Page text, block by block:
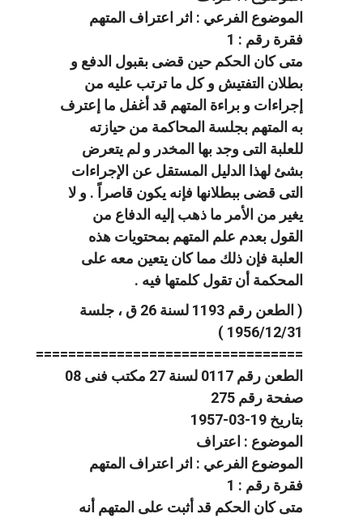
الموضوع الفرعي : اثر اعتراف المتهم
فقرة رقم : 1
متى كان الحكم حين قضى بقبول الدفع و
بطلان التفتيش و كل ما ترتب عليه من
إجراءات و براءة المتهم قد أغفل ما إعترف
به المتهم بجلسة المحاكمة من حيازته
للعلبة التى وجد بها المخدر و لم يتعرض
بشئ لهذا الدليل المستقل عن الإجراءات
التى قضى ببطلانها فإنه يكون قاصراً . و لا
يغير من الأمر ما ذهب إليه الدفاع من
القول بعدم علم المتهم بمحتويات هذه
العلبة فإن ذلك مما كان يتعين معه على
المحكمة أن تقول كلمتها فيه .
( الطعن رقم 1193 لسنة 26 ق ، جلسة
1956/12/31 )
=================================
الطعن رقم 0117 لسنة 27 مكتب فنى 08
صفحة رقم 275
بتاريخ 19-03-1957
الموضوع : اعتراف
الموضوع الفرعي : اثر اعتراف المتهم
فقرة رقم : 1
متى كان الحكم قد أثبت على المتهم أنه